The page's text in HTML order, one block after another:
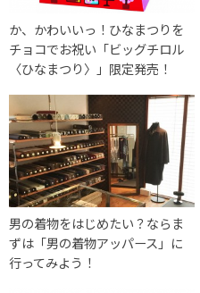
か、かわいいっ！ひなまつりを
チョコでお祝い「ビッグチロル
〈ひなまつり〉」限定発売！
男の着物をはじめたい？ならま
ずは「男の着物アッパース」に
行ってみよう！